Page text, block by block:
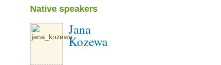
Native speakers
Jana
Kozewa